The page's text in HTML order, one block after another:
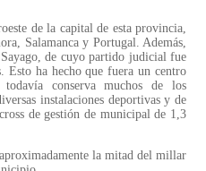
de la capital de esta provincia,
Salamanca y Portugal. Además,
de cuyo partido judicial fue
Esto ha hecho que fuera un centro
conserva muchos de los
instalaciones deportivas y de
de gestión de municipal de 1,3
la mitad del millar